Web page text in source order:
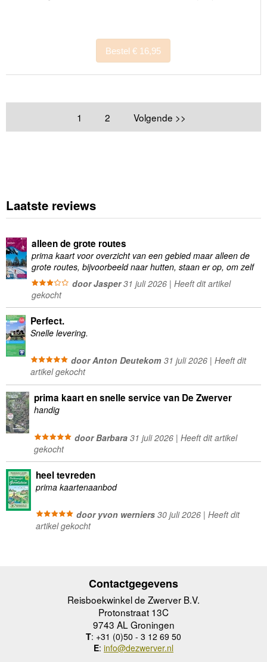
Bestel € 16,95
1 2 Volgende >>
Laatste reviews
alleen de grote routes
prima kaart voor overzicht van een gebied maar alleen de
grote routes, bijvoorbeeld naar hutten, staan er op, om zelf
wandelingen te plannen minder geschikt
door Jasper31 juli 2026 | Heeft dit artikel
gekocht
Perfect.
Snelle levering.
door Anton Deutekom31 juli 2026 | Heeft dit
artikel gekocht
prima kaart en snelle service van De Zwerver
handig
door Barbara31 juli 2026 | Heeft dit artikel
gekocht
heel tevreden
prima kaartenaanbod
door yvon werniers30 juli 2026 | Heeft dit
artikel gekocht
Contactgegevens
Reisboekwinkel de Zwerver B.V.
Protonstraat 13C
9743 AL Groningen
T: +31 (0)50 - 3 12 69 50
E: info@dezwerver.nl